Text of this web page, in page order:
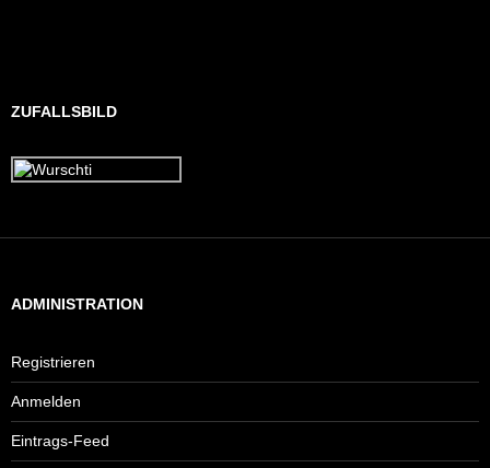
ZUFALLSBILD
ADMINISTRATION
Registrieren
Anmelden
Eintrags-Feed